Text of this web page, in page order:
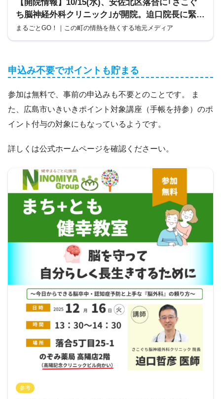
【開院情報】10/15(水)、安佐北区落合に｢さこぐ
ち脳神経外科クリニック｣が開院。迫口院長に緊急
独占インタビュー。凄腕ドクターの休日の過ごし
方は!?
まるごとGO！｜この町の情熱を熱くする地元メディア
申込み不要でポイントも貯まる
参加は無料で、事前の申込みも不要とのことです。 ま
た、広島市いきいきポイント対象講座（手帳を持参）のポ
イント付与の対象にもなっているようです。
詳しくは公式ホームページを確認くださーい。
参考